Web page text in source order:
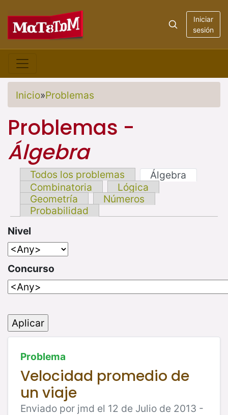
Iniciar
sesión
Inicio»Problemas
Problemas -
Álgebra
Todos los problemas
Álgebra
Combinatoria
Lógica
Geometría
Números
Probabilidad
Nivel
Concurso
Problema
Velocidad promedio de
un viaje
Enviado por jmd el 12 de Julio de 2013 -